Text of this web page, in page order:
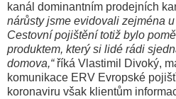
kanál dominantním prodejních
nárůsty jsme evidovali zejména
Cestovní pojištění totiž bylo
produktem, který si lidé rádi
domova,“říká Vlastimil Divoký,
komunikace ERV Evropské
koronaviru však klientům